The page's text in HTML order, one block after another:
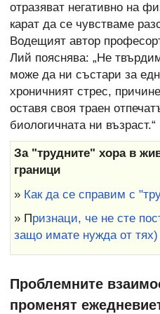
отразяват негативно на
карат да се чувстваме
Водещият автор
Лий пояснява: „Не
може да ни състари за
хроничният стрес,
оставя своя траен
биологичната ни възраст.“
За "трудните" хора в
граници
» Как да се справим с
» Признаци, че не сте
защо имате нужда от тях)
Проблемните
променят